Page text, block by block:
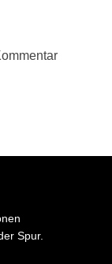
Spur.